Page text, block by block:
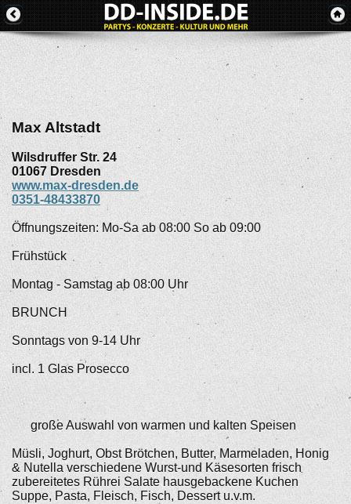
Max Altstadt
Wilsdruffer Str. 24
01067 Dresden
www.max-dresden.de
0351-48433870
Öffnungszeiten: Mo-Sa ab 08:00 So ab 09:00
Frühstück
Montag - Samstag ab 08:00 Uhr
BRUNCH
Sonntags von 9-14 Uhr
incl. 1 Glas Prosecco
große Auswahl von warmen und kalten Speisen
Müsli, Joghurt, Obst Brötchen, Butter, Marmeladen, Honig
& Nutella verschiedene Wurst-und Käsesorten frisch
zubereitetes Rührei Salate hausgebackene Kuchen
Suppe, Pasta, Fleisch, Fisch, Dessert u.v.m.